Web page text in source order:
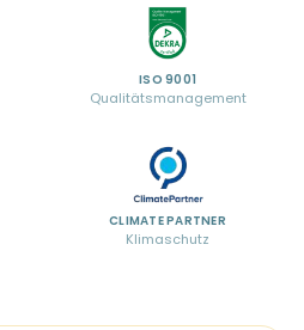
ISO 9001
Qualitätsmanagement
CLIMATE PARTNER
Klimaschutz